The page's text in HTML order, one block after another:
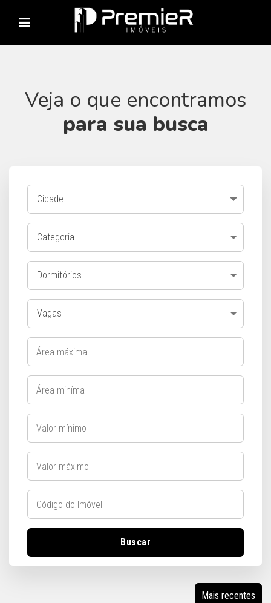
Veja o que encontramos
para sua busca
Cidade
Categoria
Dormitórios
Vagas
Buscar
Mais recentes